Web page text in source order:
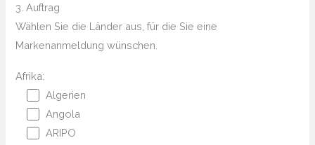
3. Auftrag
Wählen Sie die Länder aus, für die Sie eine
Markenanmeldung wünschen.
Afrika:
Algerien
Angola
ARIPO